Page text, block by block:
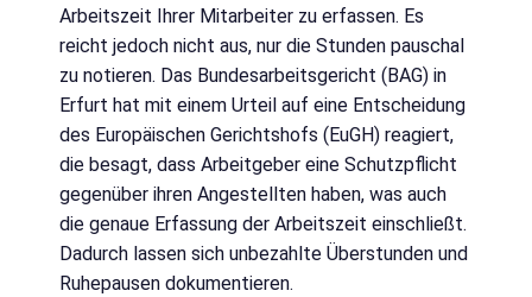
Arbeitszeit Ihrer Mitarbeiter zu erfassen. Es
reicht jedoch nicht aus, nur die Stunden pauschal
zu notieren. Das Bundesarbeitsgericht (BAG) in
Erfurt hat mit einem Urteil auf eine Entscheidung
des Europäischen Gerichtshofs (EuGH) reagiert,
die besagt, dass Arbeitgeber eine Schutzpflicht
gegenüber ihren Angestellten haben, was auch
die genaue Erfassung der Arbeitszeit einschließt.
Dadurch lassen sich unbezahlte Überstunden und
Ruhepausen dokumentieren.